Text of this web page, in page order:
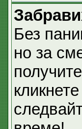
Без
но за
кликнете